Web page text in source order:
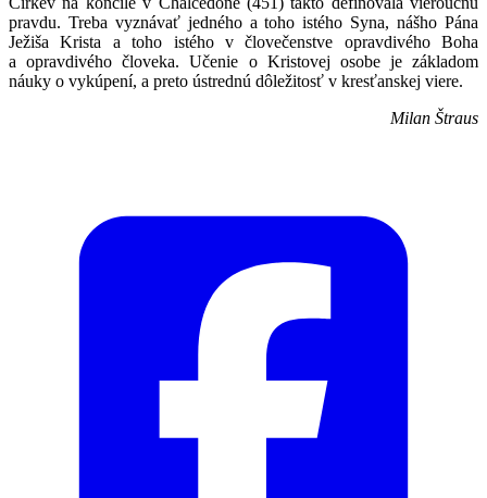
pravdu. Treba vyznávať jedného a toho istého Syna, nášho Pána
Ježiša Krista a toho istého v človečenstve opravdivého Boha
a opravdivého človeka. Učenie o Kristovej osobe je základom
náuky o vykúpení, a preto ústrednú dôležitosť v kresťanskej viere.
Milan Štraus